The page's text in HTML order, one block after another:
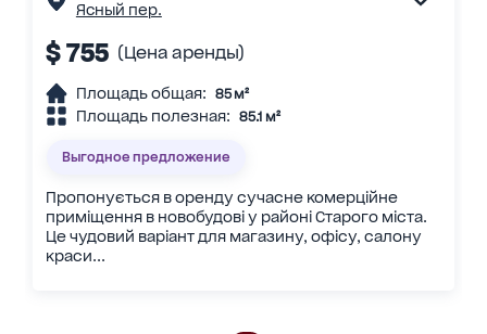
Ясный пер.
$ 755 (Цена аренды)
Площадь общая: 85 м²
Площадь полезная: 85.1 м²
Выгодное предложение
Пропонується в оренду сучасне комерційне
приміщення в новобудові у районі Старого міста.
Це чудовий варіант для магазину, офісу, салону
краси...